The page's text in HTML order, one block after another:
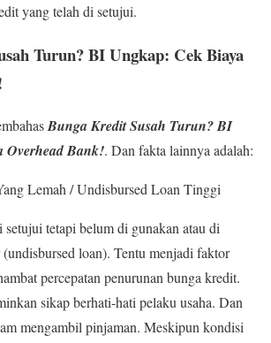
yang telah di setujui.
Turun? BI Ungkap: Cek Biaya
Bunga Kredit Susah Turun? BI
Overhead Bank!. Dan fakta lainnya adalah:
Lemah / Undisbursed Loan Tinggi
tetapi belum di gunakan atau di
loan). Tentu menjadi faktor
percepatan penurunan bunga kredit.
sikap berhati-hati pelaku usaha. Dan
mengambil pinjaman. Meskipun kondisi